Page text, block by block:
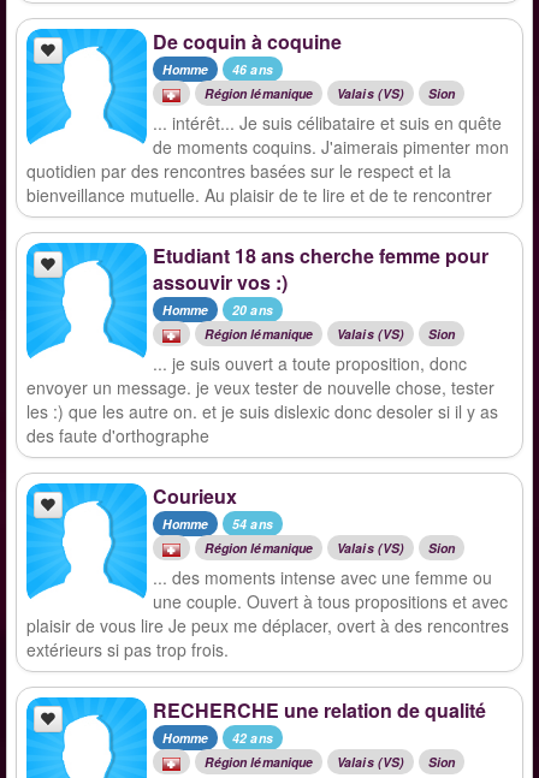
De coquin à coquine
Homme
46 ans
Région lémanique
Valais (VS) Sion
... intérêt... Je suis célibataire et suis en quête
de moments coquins. J'aimerais pimenter mon
quotidien par des rencontres basées sur le respect et la
bienveillance mutuelle. Au plaisir de te lire et de te rencontrer
Etudiant 18 ans cherche femme pour
assouvir vos :)
Homme
20 ans
Région lémanique
Valais (VS) Sion
... je suis ouvert a toute proposition, donc
envoyer un message. je veux tester de nouvelle chose, tester
les :) que les autre on. et je suis dislexic donc desoler si il y as
des faute d'orthographe
Courieux
Homme
54 ans
Région lémanique
Valais (VS) Sion
... des moments intense avec une femme ou
une couple. Ouvert à tous propositions et avec
plaisir de vous lire Je peux me déplacer, overt à des rencontres
extérieurs si pas trop frois.
RECHERCHE une relation de qualité
Homme
42 ans
Région lémanique
Valais (VS) Sion